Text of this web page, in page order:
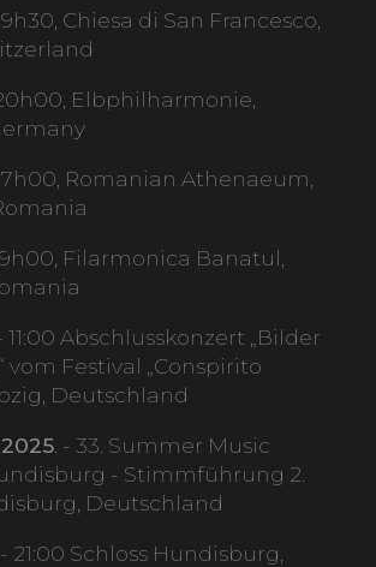
Chiesa di San Francesco,
Elbphilharmonie,
Romanian Athenaeum,
Filarmonica Banatul,
11:00 Abschlusskonzert „Bilder
vom Festival „Conspirito
Deutschland
. - 33. Summer Music
- Stimmführung 2.
Deutschland
. - 21:00 Schloss Hundisburg,